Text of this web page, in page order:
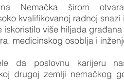
Nemačka širom
kvalifikovanoj radnoj snazi
iskoristilo više hiljada
medicinskog osoblja i
da poslovnu karijeru
drugoj zemlji nemačkog